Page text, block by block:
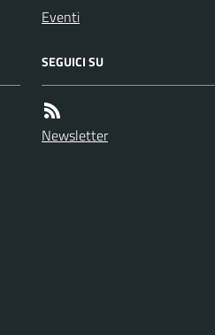
Eventi
SEGUICI SU
Newsletter